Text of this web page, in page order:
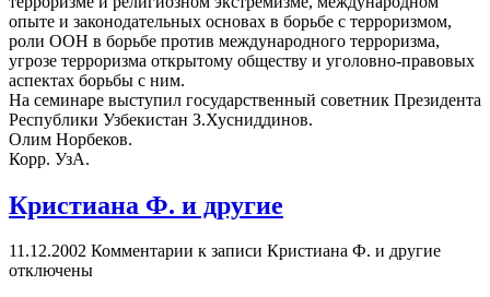
опыте и законодательных основах в борьбе с терроризмом,
роли ООН в борьбе против международного терроризма,
угрозе терроризма открытому обществу и уголовно-правовых
аспектах борьбы с ним.
На семинаре выступил государственный советник Президента
Республики Узбекистан З.Хусниддинов.
Олим Норбеков.
Корр. УзА.
Кристиана Ф. и другие
11.12.2002 Комментарии к записи Кристиана Ф. и другие
отключены